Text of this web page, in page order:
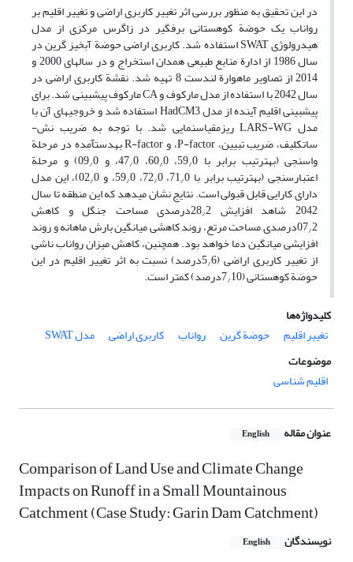
در این تحقیق به منظور بررسی اثر تغییر کاربری اراضی و تغییر اقلیم بر
رواناب یک حوضة کوهستانی برف‏گیر در زاگرس مرکزی از مدل
هیدرولوژی SWAT استفاده شد. کاربری اراضی حوضة آبخیز گرین در
سال 1986 از ادارة منابع طبیعی همدان استخراج و در سال‏های 2000 و
2014 از تصاویر ماهوارة لندست 8 تهیه شد. نقشة کاربری اراضی در
سال 2042 با استفاده از مدل مارکوف و CA مارکوف پیش‏بینی شد. برای
پیش‏بینی اقلیم آینده از مدل HadCM3 استفاده شد و خروجی‏های آن با
مدل LARS-WG ریزمقیاس‏نمایی شد. با توجه به ضریب نش‏-
ساتکلیف، ضریب تبیین، P-factor، و R-factor به‏دست‏آمده در مرحلة
واسنجی (به‏ترتیب برابر با 59 /0، 60 /0، 47 /0، و 09 / 0) و مرحلة
اعتبارسنجی (به‏ترتیب برابر با 71 /0، 72 /0، 59 /0، و 02 / 0)، این مدل
دارای کارایی قابل قبولی است. نتایج نشان می‏دهد که این منطقه تا سال
2042 شاهد افزایش 28 / 2درصدی مساحت جنگل و کاهش
07/ 2درصدی مساحت مرتع، روند کاهشی میانگین بارش ماهانه و روند
افزایشی میانگین دما خواهد بود. همچنین، کاهش میزان رواناب ناشی
از تغییر کاربری اراضی (5 / 6درصد) نسبت به اثر تغییر اقلیم در این
حوضة کوهستانی (7 /10درصد) کمتر است.
کلیدواژه‌ها
تغییر اقلیم
حوضة گرین رواناب کاربری اراضی
مدل SWAT
موضوعات
اقلیم شناسی
عنوان مقاله English
Comparison of Land Use and Climate Change
Impacts on Runoff in a Small Mountainous
Catchment (Case Study: Garin Dam Catchment)
نویسندگان English